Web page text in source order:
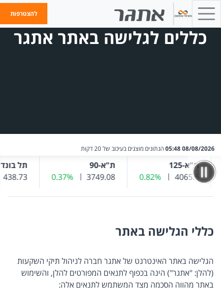
להצטרפות
כללים לגלישה באתר אתגר
08/08/2026 05:48 הנתונים מוצגים בעיכוב של 20 דקות
ת"א-125
שער נוכחי
4065.6 שינוי שער אחרון
0.82%
ת"א-90
שער נוכחי
3749.08 שינוי שער אחרון
0.37%
תל בונד 20
שער נוכחי
438.73
כללי הגלישה באתר
הגלישה באתר האינטרנט של אתגר חברה לניהול תיקי השקעות
(להלן: "אתגר") הינה בכפוף לתנאים המפורטים להלן, והשימוש
באתר מהווה הסכמה מצד המשתמש לתנאים אלה: